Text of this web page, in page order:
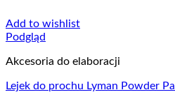
Add to wishlist
Podgląd
Akcesoria do elaboracji
Lejek do prochu Lyman Powder Pal